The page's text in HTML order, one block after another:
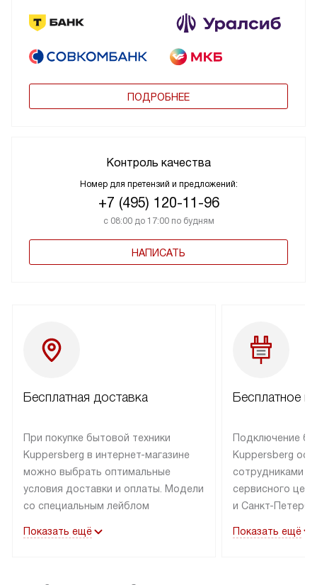
ПОДРОБНЕЕ
Контроль качества
Номер для претензий и предложений:
+7 (495) 120-11-96
с 08:00 до 17:00 по будням
НАПИСАТЬ
Бесплатная доставка
При покупке бытовой техники
Kuppersberg в интернет-магазине
можно выбрать оптимальные
условия доставки и оплаты. Модели
со специальным лейблом
в пределах МКАД до подъезда,
Показать ещё
Бесплатное
Подключение
Kuppersberg
сотрудниками
сервисного
и Санкт-
подключается к
Показать ещё